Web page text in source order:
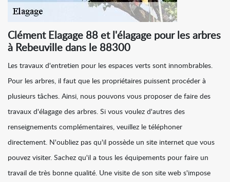
Clément Elagage 88 et l'élagage pour les arbres
à Rebeuville dans le 88300
Les travaux d'entretien pour les espaces verts sont innombrables.
Pour les arbres, il faut que les propriétaires puissent procéder à
plusieurs tâches. Ainsi, nous pouvons vous proposer de faire des
travaux d'élagage des arbres. Si vous voulez d'autres des
renseignements complémentaires, veuillez le téléphoner
directement. N'oubliez pas qu'il possède un site internet que vous
pouvez visiter. Sachez qu'il a tous les équipements pour faire un
travail de très bonne qualité. Une visite de son site web s'impose